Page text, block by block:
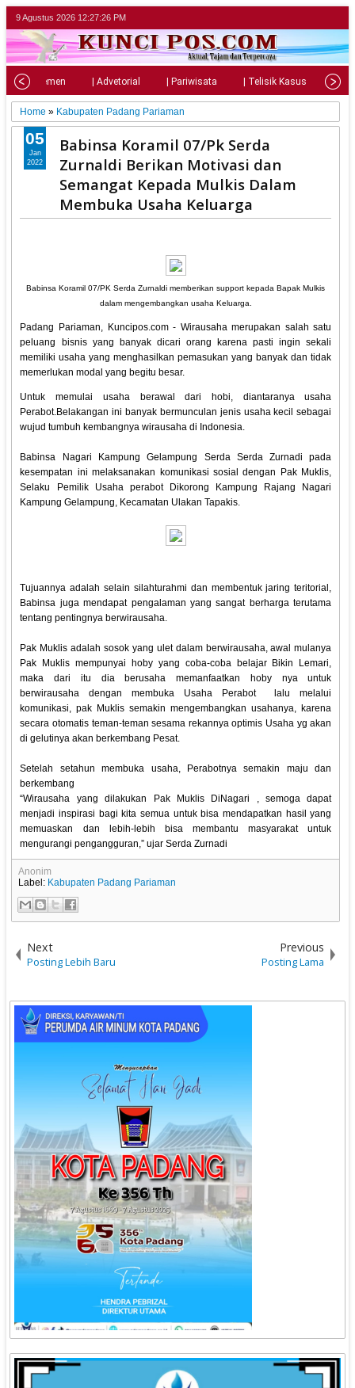
9 Agustus 2026 12:27:27 PM
| Parlemen | Advetorial | Pariwisata | Telisik Kasus |
Home » Kabupaten Padang Pariaman
Babinsa Koramil 07/Pk Serda
Zurnaldi Berikan Motivasi dan
Semangat Kepada Mulkis Dalam
Membuka Usaha Keluarga
Babinsa Koramil 07/PK Serda Zurnaldi memberikan support kepada Bapak Mulkis
dalam mengembangkan usaha Keluarga.
Padang Pariaman, Kuncipos.com - Wirausaha merupakan salah satu
peluang bisnis yang banyak dicari orang karena pasti ingin sekali
memiliki usaha yang menghasilkan pemasukan yang banyak dan tidak
memerlukan modal yang begitu besar.
Untuk memulai usaha berawal dari hobi, diantaranya usaha
Perabot.Belakangan ini banyak bermunculan jenis usaha kecil sebagai
wujud tumbuh kembangnya wirausaha di Indonesia.
Babinsa Nagari Kampung Gelampung Serda Serda Zurnadi pada
kesempatan ini melaksanakan komunikasi sosial dengan Pak Muklis,
Selaku Pemilik Usaha perabot Dikorong Kampung Rajang Nagari
Kampung Gelampung, Kecamatan Ulakan Tapakis.
Tujuannya adalah selain silahturahmi dan membentuk jaring teritorial,
Babinsa juga mendapat pengalaman yang sangat berharga terutama
tentang pentingnya berwirausaha.
Pak Muklis adalah sosok yang ulet dalam berwirausaha, awal mulanya
Pak Muklis mempunyai hoby yang coba-coba belajar Bikin Lemari,
maka dari itu dia berusaha memanfaatkan hoby nya untuk
berwirausaha dengan membuka Usaha Perabot lalu melalui
komunikasi, pak Muklis semakin mengembangkan usahanya, karena
secara otomatis teman-teman sesama rekannya optimis Usaha yg akan
di gelutinya akan berkembang Pesat.
Setelah setahun membuka usaha, Perabotnya semakin maju dan
berkembang
“Wirausaha yang dilakukan Pak Muklis DiNagari , semoga dapat
menjadi inspirasi bagi kita semua untuk bisa mendapatkan hasil yang
memuaskan dan lebih-lebih bisa membantu masyarakat untuk
mengurangi pengangguran,” ujar Serda Zurnadi
05
Jan
2022
Anonim
Label: Kabupaten Padang Pariaman
Next
Posting Lebih Baru
Previous
Posting Lama